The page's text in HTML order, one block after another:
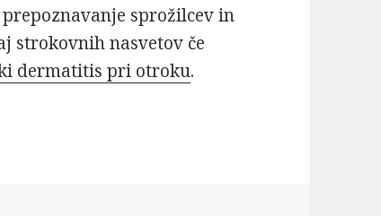
sprožilcev in
strokovnih nasvetov če
dermatitis pri otroku.
atopijskega dermatitisa pri otrocih